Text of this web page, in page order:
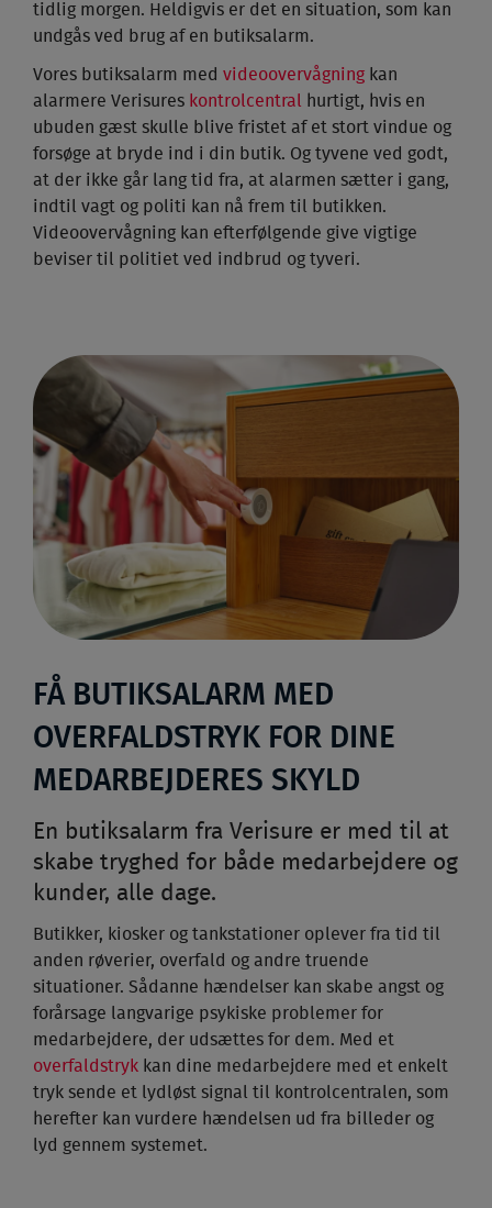
tidlig morgen. Heldigvis er det en situation, som kan
undgås ved brug af en butiksalarm.
Vores butiksalarm med videoovervågning kan
alarmere Verisures kontrolcentral hurtigt, hvis en
ubuden gæst skulle blive fristet af et stort vindue og
forsøge at bryde ind i din butik. Og tyvene ved godt,
at der ikke går lang tid fra, at alarmen sætter i gang,
indtil vagt og politi kan nå frem til butikken.
Videoovervågning kan efterfølgende give vigtige
beviser til politiet ved indbrud og tyveri.
FÅ BUTIKSALARM MED
OVERFALDSTRYK FOR DINE
MEDARBEJDERES SKYLD
En butiksalarm fra Verisure er med til at
skabe tryghed for både medarbejdere og
kunder, alle dage.
Butikker, kiosker og tankstationer oplever fra tid til
anden røverier, overfald og andre truende
situationer. Sådanne hændelser kan skabe angst og
forårsage langvarige psykiske problemer for
medarbejdere, der udsættes for dem. Med et
overfaldstryk kan dine medarbejdere med et enkelt
tryk sende et lydløst signal til kontrolcentralen, som
herefter kan vurdere hændelsen ud fra billeder og
lyd gennem systemet.